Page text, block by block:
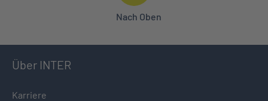
Nach Oben
Über INTER
Karriere